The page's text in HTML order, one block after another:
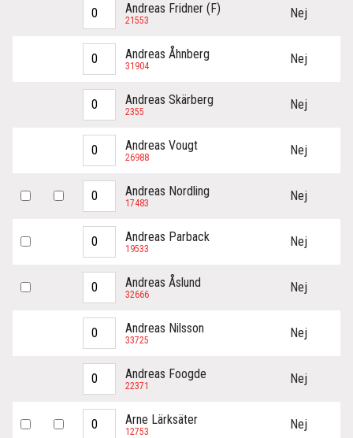
Andreas Fridner (F)
21553 Nej
Andreas Åhnberg
31904 Nej
Andreas Skärberg
2355 Nej
Andreas Vougt
26988 Nej
Andreas Nordling
17483 Nej
Andreas Parback
19533 Nej
Andreas Åslund
32666 Nej
Andreas Nilsson
33725 Nej
Andreas Foogde
22371 Nej
Arne Lärksäter
12753 Nej